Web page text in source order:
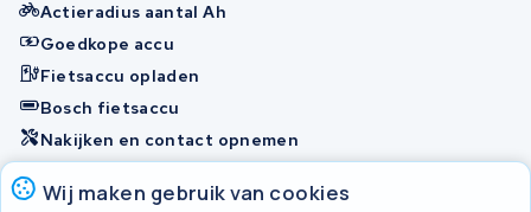
Wij maken gebruik van cookies
Actieradius aantal Ah
Goedkope accu
Fietsaccu opladen
Bosch fietsaccu
Nakijken en contact opnemen